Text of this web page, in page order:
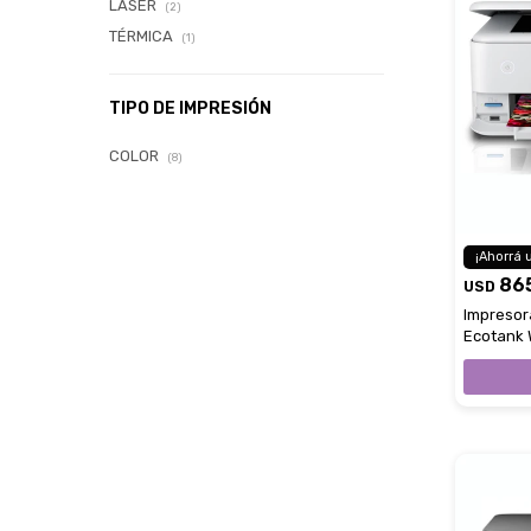
USD
Ecotank
LÁSER (2)
TÉRMICA (1)
TIPO DE IMPRESIÓN
COLOR (8)